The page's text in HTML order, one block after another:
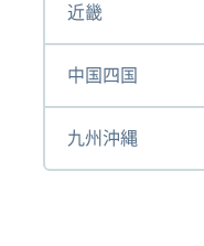
近畿
中国四国
九州沖縄